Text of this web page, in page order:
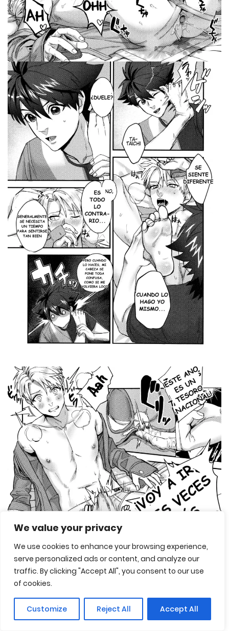
We value your privacy
We use cookies to enhance your browsing experience,
serve personalized ads or content, and analyze our
traffic. By clicking "Accept All", you consent to our use
of cookies.
Customize Reject All Accept All